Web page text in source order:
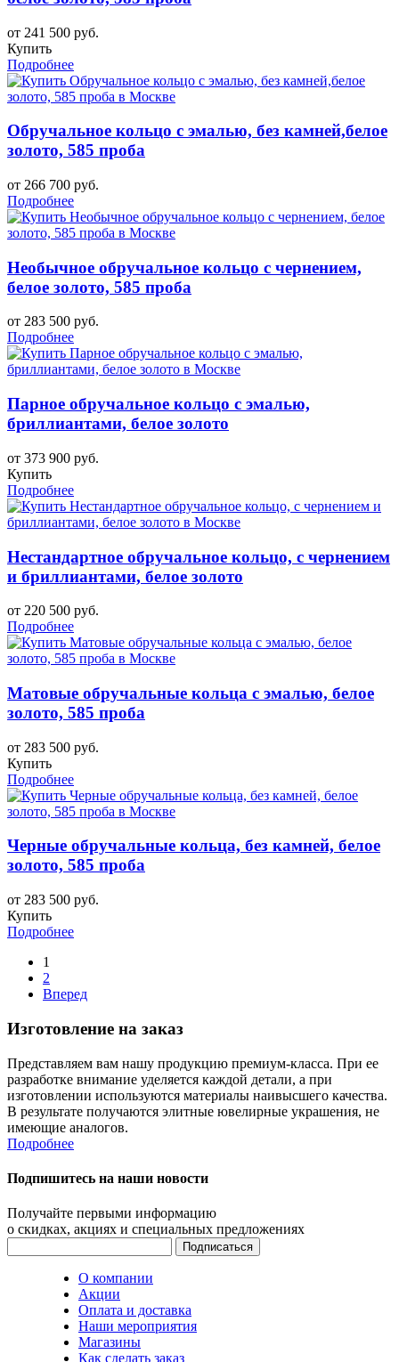
от 241 500 руб.
Купить
Подробнее
Обручальное кольцо с эмалью, без камней,белое
золото, 585 проба
от 266 700 руб.
Подробнее
Необычное обручальное кольцо с чернением,
белое золото, 585 проба
от 283 500 руб.
Подробнее
Парное обручальное кольцо с эмалью,
бриллиантами, белое золото
от 373 900 руб.
Купить
Подробнее
Нестандартное обручальное кольцо, с чернением
и бриллиантами, белое золото
от 220 500 руб.
Подробнее
Матовые обручальные кольца с эмалью, белое
золото, 585 проба
от 283 500 руб.
Купить
Подробнее
Черные обручальные кольца, без камней, белое
золото, 585 проба
от 283 500 руб.
Купить
Подробнее
1
2
Вперед
Изготовление на заказ
Представляем вам нашу продукцию премиум-класса. При ее
разработке внимание уделяется каждой детали, а при
изготовлении используются материалы наивысшего качества.
В результате получаются элитные ювелирные украшения, не
имеющие аналогов.
Подробнее
Подпишитесь на наши новости
Получайте первыми информацию
о скидках, акциях и специальных предложениях
О компании
Акции
Оплата и доставка
Наши мероприятия
Магазины
Как сделать заказ